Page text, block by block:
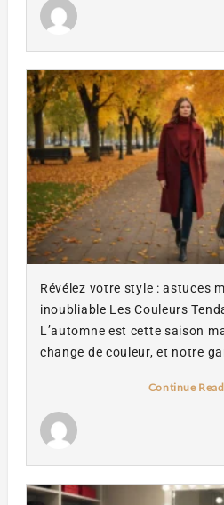
Révélez votre style : astuces
inoubliable Les Couleurs
L’automne est cette saison
change de couleur, et notre
Continue